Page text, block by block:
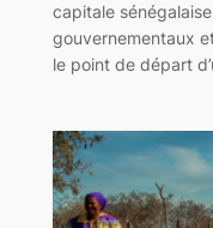
capitale
gouvernementaux
le point de départ